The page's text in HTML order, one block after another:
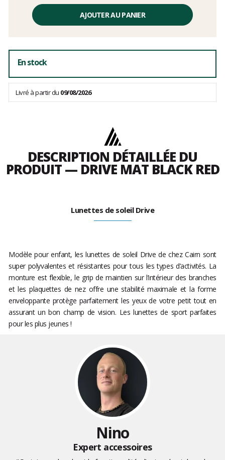
unitaire,
AJOUTER AU PANIER
En stock
Livré à partir du 09/08/2026
DESCRIPTION DÉTAILLÉE DU
PRODUIT — DRIVE MAT BLACK RED
Lunettes de soleil Drive
Modèle pour enfant, les lunettes de soleil Drive de chez Cairn sont
super polyvalentes et résistantes pour tous les types d’activités. La
monture est flexible, le grip de maintien sur l’intérieur des branches
et les plaquettes de nez offre une stabilité maximale et la forme
enveloppante protège parfaitement les yeux de votre petit tout en
assurant un bon champ de vision. Les lunettes de sport parfaites
pour les plus jeunes !
Nino
Expert accessoires